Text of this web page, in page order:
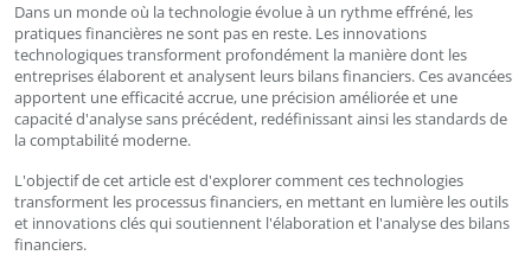
Dans un monde où la technologie évolue à un rythme effréné, les
pratiques financières ne sont pas en reste. Les innovations
technologiques transforment profondément la manière dont les
entreprises élaborent et analysent leurs bilans financiers. Ces avancées
apportent une efficacité accrue, une précision améliorée et une
capacité d'analyse sans précédent, redéfinissant ainsi les standards de
la comptabilité moderne.
L'objectif de cet article est d'explorer comment ces technologies
transforment les processus financiers, en mettant en lumière les outils
et innovations clés qui soutiennent l'élaboration et l'analyse des bilans
financiers.